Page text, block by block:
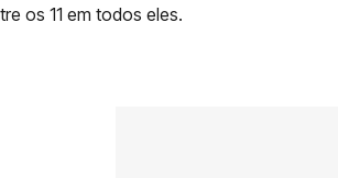
os 11 em todos eles.